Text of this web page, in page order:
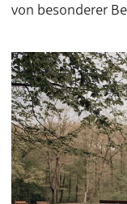
von besonderer